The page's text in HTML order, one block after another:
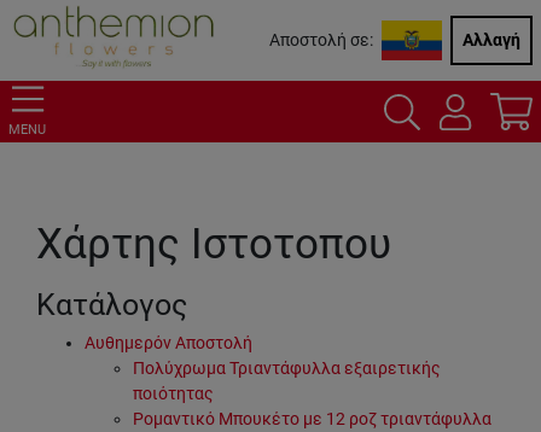
Αποστολή σε: Αλλαγή
MENU
Χάρτης Ιστοτοπου
Κατάλογος
Αυθημερόν Αποστολή
Πολύχρωμα Τριαντάφυλλα εξαιρετικής
ποιότητας
Ρομαντικό Μπουκέτο με 12 ροζ τριαντάφυλλα